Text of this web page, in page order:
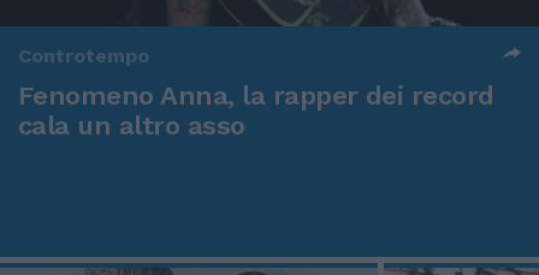
Controtempo
Fenomeno Anna, la rapper dei record
cala un altro asso